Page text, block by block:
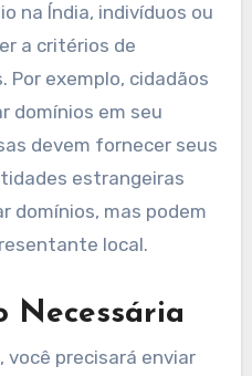
na Índia, indivíduos ou
a critérios de
Por exemplo, cidadãos
domínios em seu
devem fornecer seus
estrangeiras
domínios, mas podem
local.
Necessária
você precisará enviar